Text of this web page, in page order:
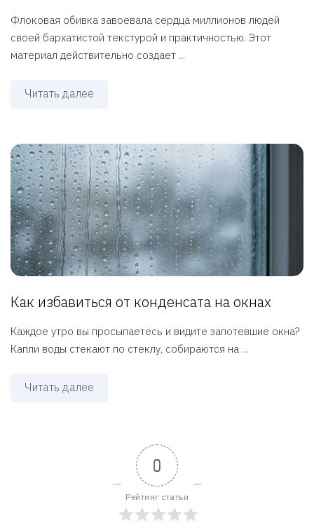
Флоковая обивка завоевала сердца миллионов людей
своей бархатистой текстурой и практичностью. Этот
материал действительно создает ...
Читать далее
Как избавиться от конденсата на окнах
Каждое утро вы просыпаетесь и видите запотевшие окна?
Капли воды стекают по стеклу, собираются на ...
Читать далее
0
Рейтинг статьи